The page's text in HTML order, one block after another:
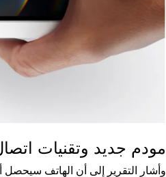
مودم جديد وتقنيات
وأشار التقرير إلى أن الهاتف